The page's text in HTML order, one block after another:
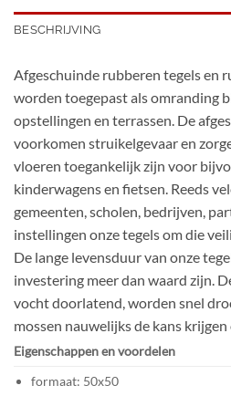
BESCHRIJVING
Afgeschuinde rubberen tegels en
worden toegepast als omranding
opstellingen en terrassen. De
voorkomen struikelgevaar en
vloeren toegankelijk zijn voor
kinderwagens en fietsen. Reeds
gemeenten, scholen, bedrijven,
instellingen onze tegels om die
De lange levensduur van onze
investering meer dan waard zijn.
vocht doorlatend, worden snel
mossen nauwelijks de kans
Eigenschappen en voordelen
formaat: 50x50